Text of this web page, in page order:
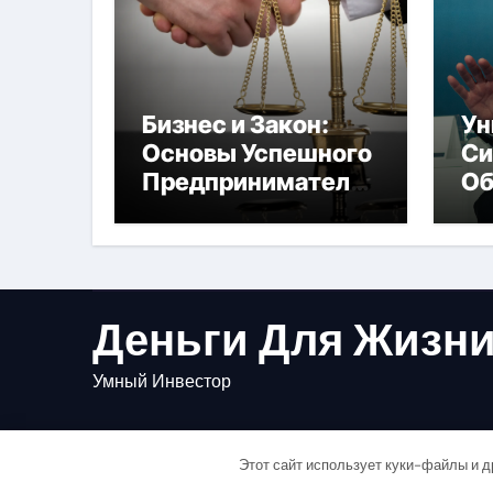
Бизнес и Закон:
Основы Успешного
Предпринимательс
Деньги Для
Умный Инвестор
Этот сайт использует куки-файлы и